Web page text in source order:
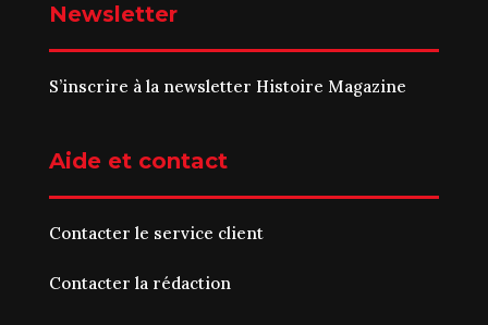
Newsletter
S’inscrire à la newsletter Histoire Magazine
Aide et contact
Contacter le service client
Contacter la rédaction